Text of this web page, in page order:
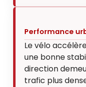
Performance
Le vélo
une bonne
direction
trafic plus